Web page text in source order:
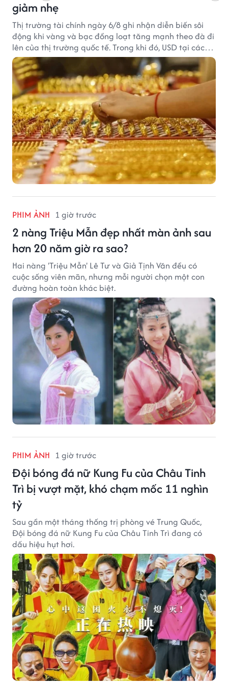
giảm nhẹ
Thị trường tài chính ngày 6/8 ghi nhận diễn biến sôi
động khi vàng và bạc đồng loạt tăng mạnh theo đà đi
lên của thị trường quốc tế. Trong khi đó, USD tại các
ngân hàng tiếp tục hạ nhiệt dù tỷ giá trung tâm lập
đỉnh mới.
PHIM ẢNH 1 giờ trước
2 nàng Triệu Mẫn đẹp nhất màn ảnh sau
hơn 20 năm giờ ra sao?
Hai nàng 'Triệu Mẫn' Lê Tư và Giả Tịnh Văn đều có
cuộc sống viên mãn, nhưng mỗi người chọn một con
đường hoàn toàn khác biệt.
PHIM ẢNH 1 giờ trước
Đội bóng đá nữ Kung Fu của Châu Tinh
Trì bị vượt mặt, khó chạm mốc 11 nghìn
tỷ
Sau gần một tháng thống trị phòng vé Trung Quốc,
Đội bóng đá nữ Kung Fu của Châu Tinh Trì đang có
dấu hiệu hụt hơi.